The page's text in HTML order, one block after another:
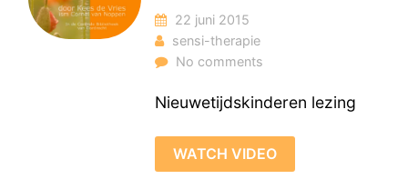
22 juni 2015
sensi-therapie
No comments
Nieuwetijdskinderen lezing
WATCH VIDEO